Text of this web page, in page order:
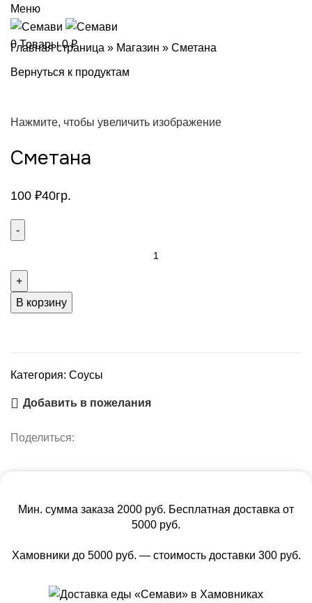
Меню
0Товары 0₽
Главная страница » Магазин » Сметана
Вернуться к продуктам
Нажмите, чтобы увеличить изображение
Сметана
100 ₽40гр.
Сметана
В корзину
Категория: Соусы
Добавить в пожелания
Поделиться:
Мин. сумма заказа 2000 руб. Бесплатная доставка от
5000 руб.
Хамовники до 5000 руб. — стоимость доставки 300 руб.